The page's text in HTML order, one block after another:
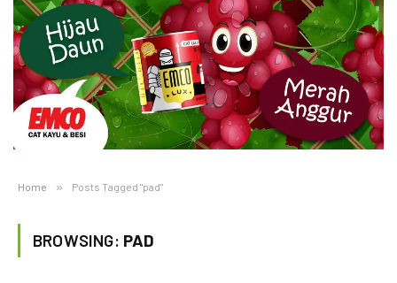
Home » Posts Tagged "pad"
BROWSING: PAD